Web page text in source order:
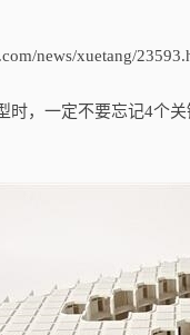
news/xuetang/
，一定不要忘记4个关